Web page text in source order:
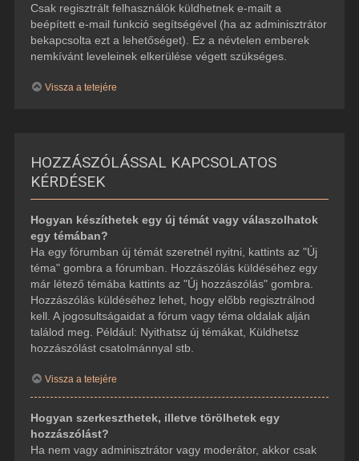
Csak regisztrált felhasználók küldhetnek e-mailt a
beépített e-mail funkció segítségével (ha az adminisztrátor
bekapcsolta ezt a lehetőséget). Ez a névtelen emberek
nemkívánt leveleinek elkerülése végett szükséges.
Vissza a tetejére
HOZZÁSZÓLÁSSAL KAPCSOLATOS
KÉRDÉSEK
Hogyan készíthetek egy új témát vagy válaszolhatok
egy témában?
Ha egy fórumban új témát szeretnél nyitni, kattints az "Új
téma" gombra a fórumban. Hozzászólás küldéséhez egy
már létező témába kattints az "Új hozzászólás" gombra.
Hozzászólás küldéséhez lehet, hogy előbb regisztrálnod
kell. A jogosultságaidat a fórum vagy téma oldalak alján
találod meg. Például: Nyithatsz új témákat, Küldhetsz
hozzászólást csatolmánnyal stb.
Vissza a tetejére
Hogyan szerkeszthetek, illetve törölhetek egy
hozzászólást?
Ha nem vagy adminisztrátor vagy moderátor, akkor csak